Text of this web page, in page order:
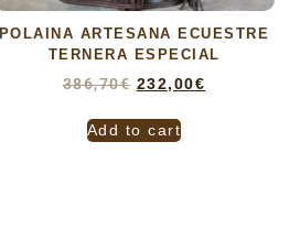
POLAINA ARTESANA ECUESTRE
TERNERA ESPECIAL
386,70€ 232,00€
Add to cart